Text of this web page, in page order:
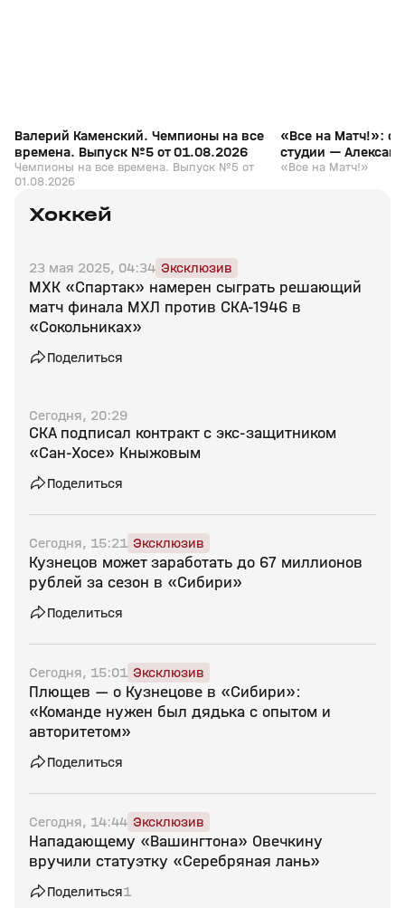
Валерий Каменский. Чемпионы на все
времена. Выпуск №5 от 01.08.2026
Чемпионы на все времена. Выпуск №5 от
01.08.2026
«Все на Матч!»:
студии —
«Все на Матч!»
Хоккей
23 мая 2025, 04:34 Эксклюзив
МХК «Спартак» намерен сыграть решающий
матч финала МХЛ против СКА‑1946 в
«Сокольниках»
Поделиться
Сегодня, 20:29
СКА подписал контракт с экс‑защитником
«Сан‑Хосе» Кныжовым
Поделиться
Сегодня, 15:21 Эксклюзив
Кузнецов может заработать до 67 миллионов
рублей за сезон в «Сибири»
Поделиться
Сегодня, 15:01 Эксклюзив
Плющев — о Кузнецове в «Сибири»:
«Команде нужен был дядька с опытом и
авторитетом»
Поделиться
Сегодня, 14:44 Эксклюзив
Нападающему «Вашингтона» Овечкину
вручили статуэтку «Серебряная лань»
Поделиться1